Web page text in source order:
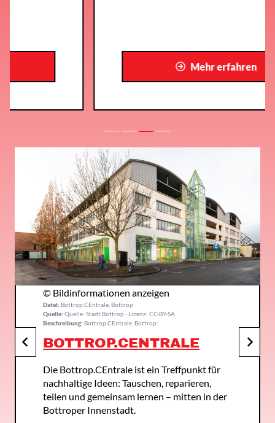
Mehr erfahren
© Bildinformationen anzeigen
Datei: Bottrop.CEntrale, Bottrop
Quelle: Quelle: Stadt Bottrop · Lizenz: CC-BY-SA
Beschreibung: Bottrop.CEntrale, Bottrop:
BOTTROP.CENTRALE
Die Bottrop.CEntrale ist ein Treffpunkt für
nachhaltige Ideen: Tauschen, reparieren,
teilen und gemeinsam lernen – mitten in der
Bottroper Innenstadt.